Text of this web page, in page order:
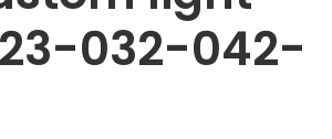
032-042-